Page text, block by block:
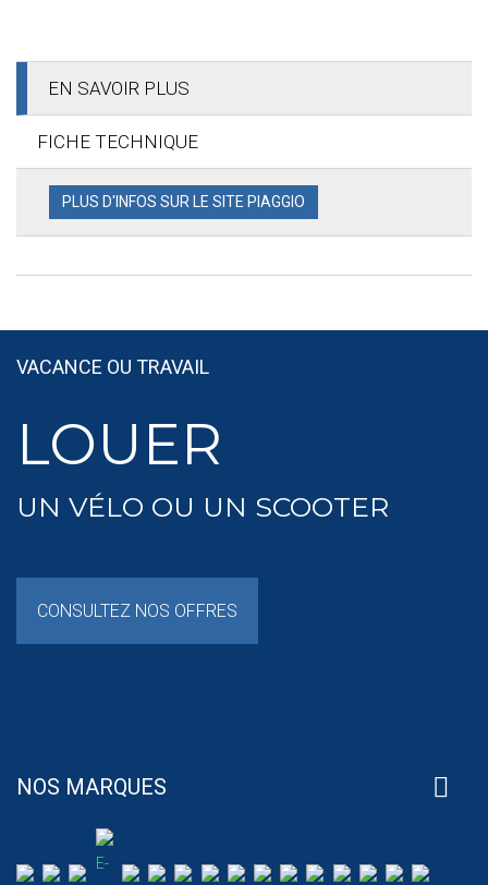
EN SAVOIR PLUS
FICHE TECHNIQUE
PLUS D'INFOS SUR LE SITE PIAGGIO
VACANCE OU TRAVAIL
LOUER
UN VÉLO OU UN SCOOTER
CONSULTEZ NOS OFFRES
NOS MARQUES